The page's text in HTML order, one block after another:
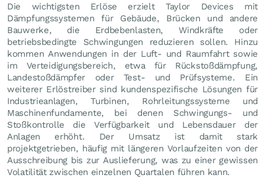
Die wichtigsten Erlöse erzielt Taylor Devices mit
Dämpfungssystemen für Gebäude, Brücken und andere
Bauwerke, die Erdbebenlasten, Windkräfte oder
betriebsbedingte Schwingungen reduzieren sollen. Hinzu
kommen Anwendungen in der Luft- und Raumfahrt sowie
im Verteidigungsbereich, etwa für Rückstoßdämpfung,
Landestoßdämpfer oder Test- und Prüfsysteme. Ein
weiterer Erlöstreiber sind kundenspezifische Lösungen für
Industrieanlagen, Turbinen, Rohrleitungssysteme und
Maschinenfundamente, bei denen Schwingungs- und
Stoßkontrolle die Verfügbarkeit und Lebensdauer der
Anlagen erhöht. Der Umsatz ist damit stark
projektgetrieben, häufig mit längeren Vorlaufzeiten von der
Ausschreibung bis zur Auslieferung, was zu einer gewissen
Volatilität zwischen einzelnen Quartalen führen kann.